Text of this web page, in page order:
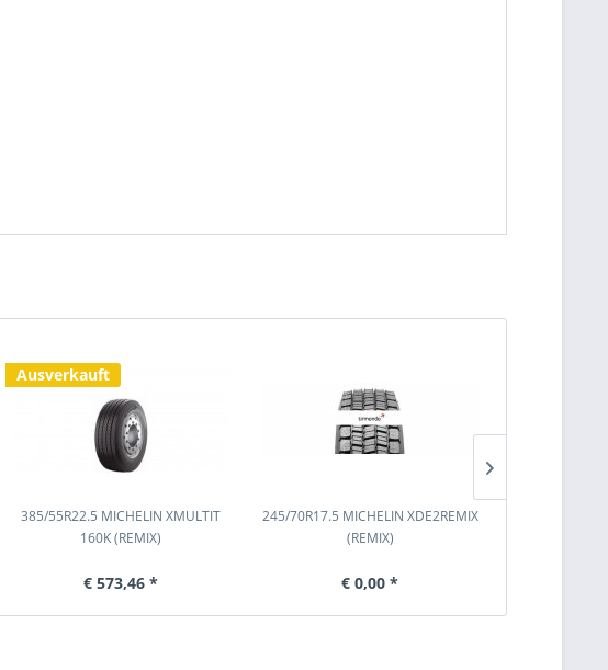
Ausverkauft
385/55R22.5 MICHELIN XMULTIT
160K (REMIX)
€ 573,46 *
245/70R17.5 MICHELIN XDE2REMIX
(REMIX)
€ 0,00 *